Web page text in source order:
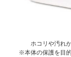
ホコリや汚れ
※本体の保護を目